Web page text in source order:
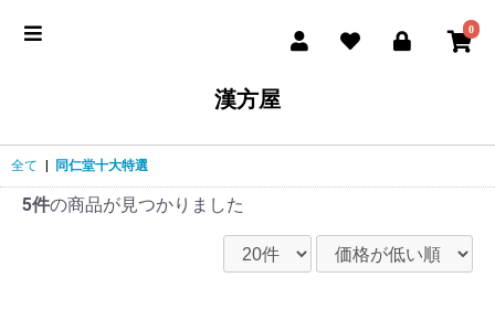
0
漢方屋
全て 同仁堂十大特選
5件の商品が見つかりました